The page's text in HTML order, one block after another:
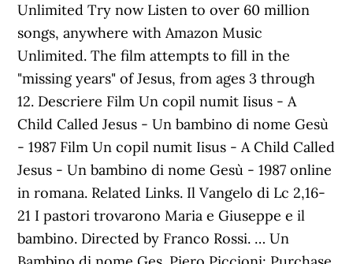
Unlimited Try now Listen to over 60 million
songs, anywhere with Amazon Music
Unlimited. The film attempts to fill in the
"missing years" of Jesus, from ages 3 through
12. Descriere Film Un copil numit Iisus - A
Child Called Jesus - Un bambino di nome Gesù
- 1987 Film Un copil numit Iisus - A Child Called
Jesus - Un bambino di nome Gesù - 1987 online
in romana. Related Links. Il Vangelo di Lc 2,16-
21 I pastori trovarono Maria e Giuseppe e il
bambino. Directed by Franco Rossi. … Un